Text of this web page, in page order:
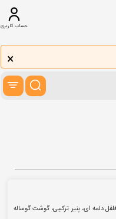
حساب کاربری
×
دلمه ای، پنیر ترکیبی، گوشت گوساله